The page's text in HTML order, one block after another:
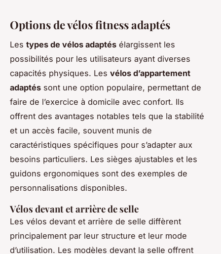
Options de vélos fitness adaptés
Les types de vélos adaptés élargissent les
possibilités pour les utilisateurs ayant diverses
capacités physiques. Les vélos d’appartement
adaptés sont une option populaire, permettant de
faire de l’exercice à domicile avec confort. Ils
offrent des avantages notables tels que la stabilité
et un accès facile, souvent munis de
caractéristiques spécifiques pour s’adapter aux
besoins particuliers. Les sièges ajustables et les
guidons ergonomiques sont des exemples de
personnalisations disponibles.
Vélos devant et arrière de selle
Les vélos devant et arrière de selle diffèrent
principalement par leur structure et leur mode
d’utilisation. Les modèles devant la selle offrent